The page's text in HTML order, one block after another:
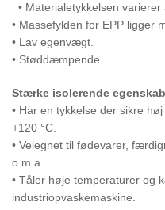
• Materialetykkelsen
• Massefylden for EPP ligger
• Lav egenvægt.
• Støddæmpende.
Stærke isolerende
• Har en tykkelse der sikre
+120 °C.
• Velegnet til fødevarer,
o.m.a.
• Tåler høje temperaturer og
industriopvaskemaskine.